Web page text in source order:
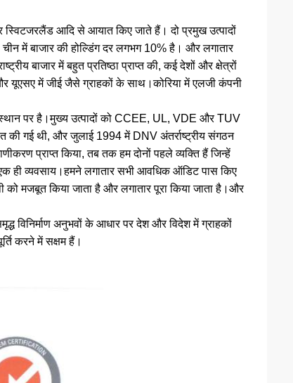
आदि से आयात किए जाते हैं। दो प्रमुख उत्पादों
चीन में बाजार की होल्डिंग दर लगभग 10% है। और लगातार
बाजार में बहुत प्रतिष्ठा प्राप्त की, कई देशों और क्षेत्रों
यूएसए में जीई जैसे ग्राहकों के साथ।कोरिया में एलजी कंपनी
स्थान पर है।मुख्य उत्पादों को CCEE, UL, VDE और TUV
की गई थी, और जुलाई 1994 में DNV अंतर्राष्ट्रीय संगठन
प्राप्त किया, तब तक हम दोनों पहले व्यक्ति हैं जिन्हें
ही व्यवसाय।हमने लगातार सभी आवधिक ऑडिट पास किए
मजबूत किया जाता है और लगातार पूरा किया जाता है।और
विनिर्माण अनुभवों के आधार पर देश और विदेश में ग्राहकों
करने में सक्षम हैं।